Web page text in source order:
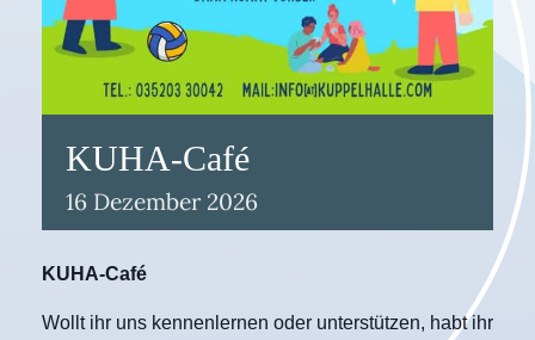
KUHA-Café
16 Dezember 2026
KUHA-Café
Wollt ihr uns kennenlernen oder unterstützen, habt ihr